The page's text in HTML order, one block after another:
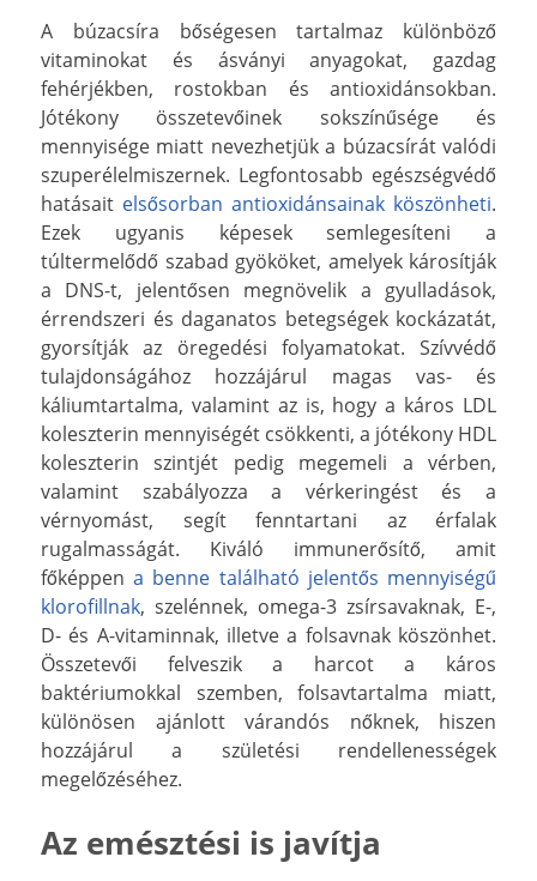
A búzacsíra bőségesen tartalmaz különböző
vitaminokat és ásványi anyagokat, gazdag
fehérjékben, rostokban és antioxidánsokban.
Jótékony összetevőinek sokszínűsége és
mennyisége miatt nevezhetjük a búzacsírát valódi
szuperélelmiszernek. Legfontosabb egészségvédő
hatásait elsősorban antioxidánsainak köszönheti.
Ezek ugyanis képesek semlegesíteni a
túltermelődő szabad gyököket, amelyek károsítják
a DNS-t, jelentősen megnövelik a gyulladások,
érrendszeri és daganatos betegségek kockázatát,
gyorsítják az öregedési folyamatokat. Szívvédő
tulajdonságához hozzájárul magas vas- és
káliumtartalma, valamint az is, hogy a káros LDL
koleszterin mennyiségét csökkenti, a jótékony HDL
koleszterin szintjét pedig megemeli a vérben,
valamint szabályozza a vérkeringést és a
vérnyomást, segít fenntartani az érfalak
rugalmasságát. Kiváló immunerősítő, amit
főképpena benne található jelentős mennyiségű
klorofillnak, szelénnek, omega-3 zsírsavaknak, E-,
D- és A-vitaminnak, illetve a folsavnak köszönhet.
Összetevői felveszik a harcot a káros
baktériumokkal szemben, folsavtartalma miatt,
különösen ajánlott várandós nőknek, hiszen
hozzájárul a születési rendellenességek
megelőzéséhez.
Az emésztési is javítja